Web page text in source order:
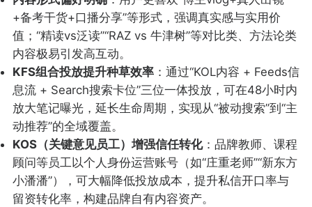
+备考干货+口播分享”等形式，强调真实感与实用价
值；“精读vs泛读”“RAZ vs 牛津树”等对比类、方法论类
内容极易引发高互动。
KFS组合投放提升种草效率：通过“KOL内容 + Feeds信
息流 + Search搜索卡位”三位一体投放，可在48小时内
放大笔记曝光，延长生命周期，实现从“被动搜索”到“主
动推荐”的全域覆盖。
KOS（关键意见员工）增强信任转化：品牌教师、课程
顾问等员工以个人身份运营账号（如“庄重老师”“新东方
小潘潘”），可大幅降低投放成本，提升私信开口率与
留资转化率，构建品牌自有内容资产。